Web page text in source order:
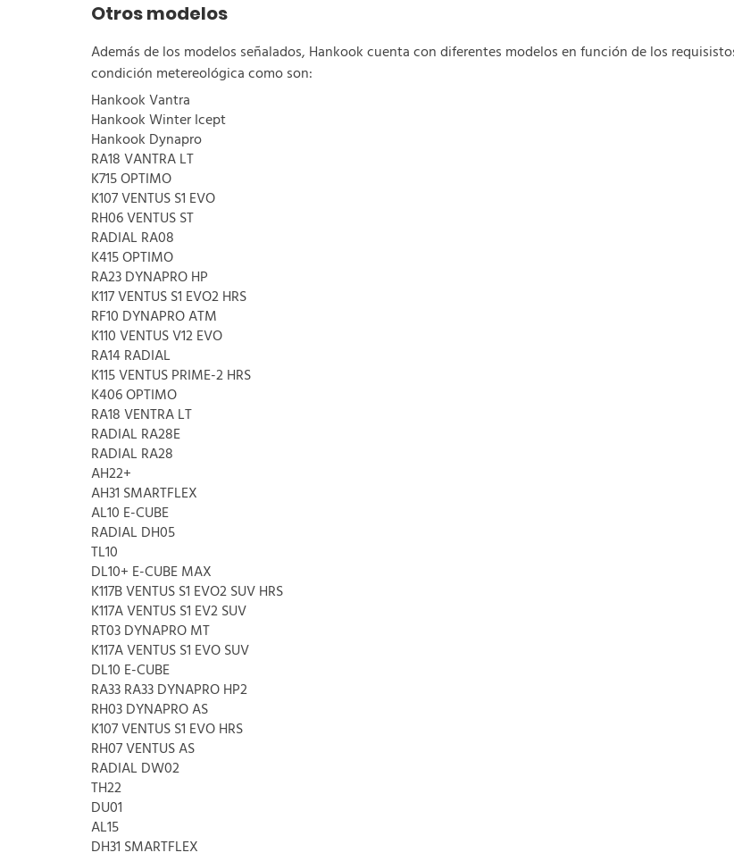
Otros modelos
Además de los modelos señalados, Hankook cuenta con diferentes modelos en función de los
condición metereológica como son:
Hankook Vantra
Hankook Winter Icept
Hankook Dynapro
RA18 VANTRA LT
K715 OPTIMO
K107 VENTUS S1 EVO
RH06 VENTUS ST
RADIAL RA08
K415 OPTIMO
RA23 DYNAPRO HP
K117 VENTUS S1 EVO2 HRS
RF10 DYNAPRO ATM
K110 VENTUS V12 EVO
RA14 RADIAL
K115 VENTUS PRIME-2 HRS
K406 OPTIMO
RA18 VENTRA LT
RADIAL RA28E
RADIAL RA28
AH22+
AH31 SMARTFLEX
AL10 E-CUBE
RADIAL DH05
TL10
DL10+ E-CUBE MAX
K117B VENTUS S1 EVO2 SUV HRS
K117A VENTUS S1 EV2 SUV
RT03 DYNAPRO MT
K117A VENTUS S1 EVO SUV
DL10 E-CUBE
RA33 RA33 DYNAPRO HP2
RH03 DYNAPRO AS
K107 VENTUS S1 EVO HRS
RH07 VENTUS AS
RADIAL DW02
TH22
DU01
AL15
DH31 SMARTFLEX